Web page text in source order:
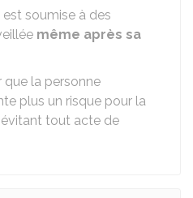
soumise à des
même après sa
que la personne
plus un risque pour la
tout acte de